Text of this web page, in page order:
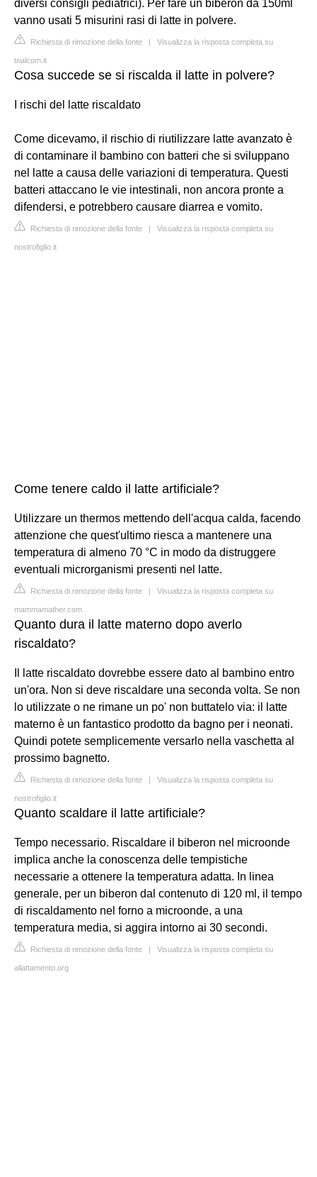
diversi consigli pediatrici). Per fare un biberon da 150ml
vanno usati 5 misurini rasi di latte in polvere.
Richiesta di rimozione della fonte | Visualizza la risposta completa su
trialcom.it
Cosa succede se si riscalda il latte in polvere?
I rischi del latte riscaldato
Come dicevamo, il rischio di riutilizzare latte avanzato è
di contaminare il bambino con batteri che si sviluppano
nel latte a causa delle variazioni di temperatura. Questi
batteri attaccano le vie intestinali, non ancora pronte a
difendersi, e potrebbero causare diarrea e vomito.
Richiesta di rimozione della fonte | Visualizza la risposta completa su
nostrofiglio.it
Come tenere caldo il latte artificiale?
Utilizzare un thermos mettendo dell'acqua calda, facendo
attenzione che quest'ultimo riesca a mantenere una
temperatura di almeno 70 °C in modo da distruggere
eventuali microrganismi presenti nel latte.
Richiesta di rimozione della fonte | Visualizza la risposta completa su
mammamather.com
Quanto dura il latte materno dopo averlo
riscaldato?
Il latte riscaldato dovrebbe essere dato al bambino entro
un'ora. Non si deve riscaldare una seconda volta. Se non
lo utilizzate o ne rimane un po' non buttatelo via: il latte
materno è un fantastico prodotto da bagno per i neonati.
Quindi potete semplicemente versarlo nella vaschetta al
prossimo bagnetto.
Richiesta di rimozione della fonte | Visualizza la risposta completa su
nostrofiglio.it
Quanto scaldare il latte artificiale?
Tempo necessario. Riscaldare il biberon nel microonde
implica anche la conoscenza delle tempistiche
necessarie a ottenere la temperatura adatta. In linea
generale, per un biberon dal contenuto di 120 ml, il tempo
di riscaldamento nel forno a microonde, a una
temperatura media, si aggira intorno ai 30 secondi.
Richiesta di rimozione della fonte | Visualizza la risposta completa su
allattamento.org